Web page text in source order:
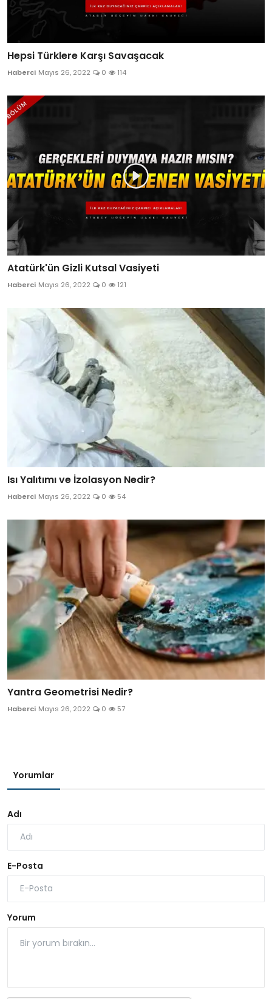
Hepsi Türklere Karşı Savaşacak
Haberci Mayıs 26, 2022 0 114
Atatürk'ün Gizli Kutsal Vasiyeti
Haberci Mayıs 26, 2022 0 121
Isı Yalıtımı ve İzolasyon Nedir?
Haberci Mayıs 26, 2022 0 54
Yantra Geometrisi Nedir?
Haberci Mayıs 26, 2022 0 57
Yorumlar
Adı
E-Posta
Yorum